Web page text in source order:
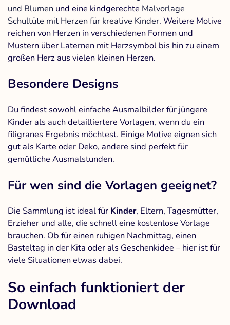
und Blumen und eine kindgerechte Malvorlage
Schultüte mit Herzen für kreative Kinder. Weitere Motive
reichen von Herzen in verschiedenen Formen und
Mustern über Laternen mit Herzsymbol bis hin zu einem
großen Herz aus vielen kleinen Herzen.
Besondere Designs
Du findest sowohl einfache Ausmalbilder für jüngere
Kinder als auch detailliertere Vorlagen, wenn du ein
filigranes Ergebnis möchtest. Einige Motive eignen sich
gut als Karte oder Deko, andere sind perfekt für
gemütliche Ausmalstunden.
Für wen sind die Vorlagen geeignet?
Die Sammlung ist ideal für Kinder, Eltern, Tagesmütter,
Erzieher und alle, die schnell eine kostenlose Vorlage
brauchen. Ob für einen ruhigen Nachmittag, einen
Basteltag in der Kita oder als Geschenkidee – hier ist für
viele Situationen etwas dabei.
So einfach funktioniert der
Download